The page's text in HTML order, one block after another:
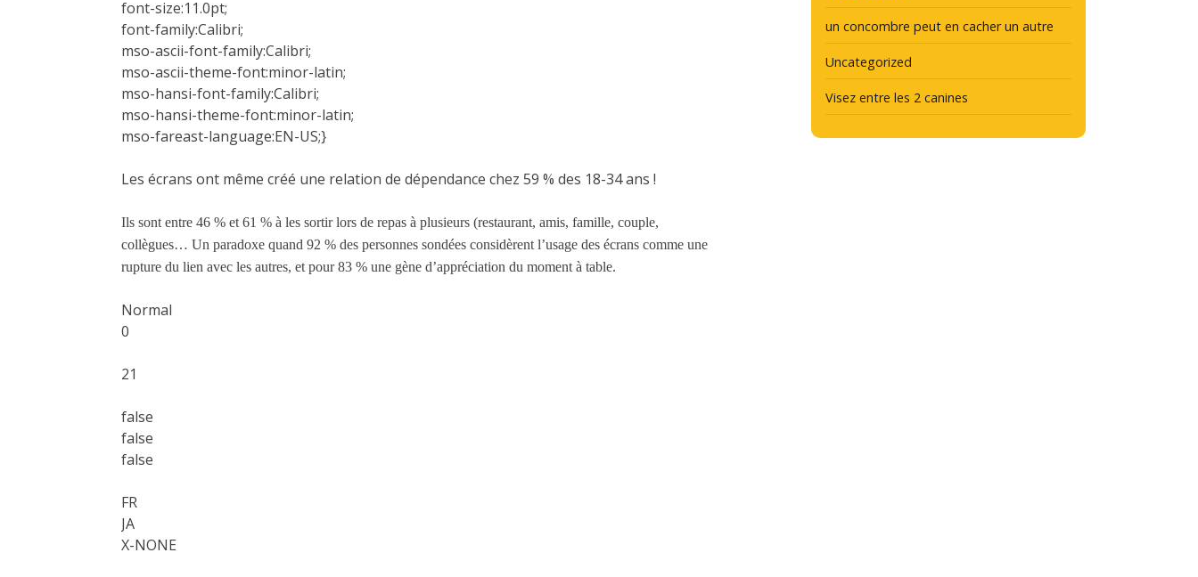
font-size:11.0pt;
font-family:Calibri;
mso-ascii-font-family:Calibri;
mso-ascii-theme-font:minor-latin;
mso-hansi-font-family:Calibri;
mso-hansi-theme-font:minor-latin;
mso-fareast-language:EN-US;}
Les écrans ont même créé une relation de dépendance chez 59 % des 18-34 ans !
Ils sont entre 46 % et 61 % à les sortir lors de repas à plusieurs (restaurant, amis, famille, couple,
collègues… Un paradoxe quand 92 % des personnes sondées considèrent l’usage des écrans comme une
rupture du lien avec les autres, et pour 83 % une gène d’appréciation du moment à table.
Normal
0
21
false
false
false
FR
JA
X-NONE
un concombre peut en cacher un autre
Uncategorized
Visez entre les 2 canines